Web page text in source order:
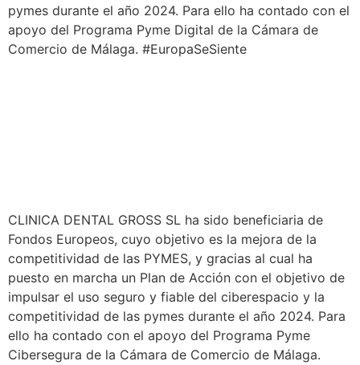
pymes durante el año 2024. Para ello ha contado con el
apoyo del Programa Pyme Digital de la Cámara de
Comercio de Málaga. #EuropaSeSiente
CLINICA DENTAL GROSS SL ha sido beneficiaria de
Fondos Europeos, cuyo objetivo es la mejora de la
competitividad de las PYMES, y gracias al cual ha
puesto en marcha un Plan de Acción con el objetivo de
impulsar el uso seguro y fiable del ciberespacio y la
competitividad de las pymes durante el año 2024. Para
ello ha contado con el apoyo del Programa Pyme
Cibersegura de la Cámara de Comercio de Málaga.